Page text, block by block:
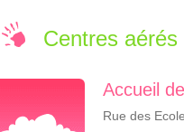
Centres
Accueil
Rue des